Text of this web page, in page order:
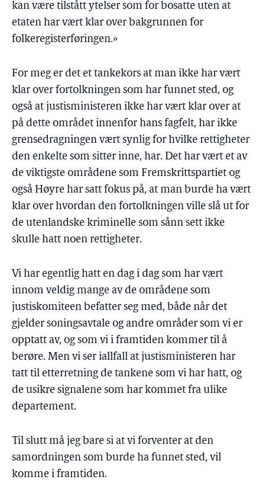
kan være tilstått ytelser som for bosatte uten at
etaten har vært klar over bakgrunnen for
folkeregisterføringen.»
For meg er det et tankekors at man ikke har vært
klar over fortolkningen som har funnet sted, og
også at justisministeren ikke har vært klar over at
på dette området innenfor hans fagfelt, har ikke
grensedragningen vært synlig for hvilke rettigheter
den enkelte som sitter inne, har. Det har vært et av
de viktigste områdene som Fremskrittspartiet og
også Høyre har satt fokus på, at man burde ha vært
klar over hvordan den fortolkningen ville slå ut for
de utenlandske kriminelle som sånn sett ikke
skulle hatt noen rettigheter.
Vi har egentlig hatt en dag i dag som har vært
innom veldig mange av de områdene som
justiskomiteen befatter seg med, både når det
gjelder soningsavtale og andre områder som vi er
opptatt av, og som vi i framtiden kommer til å
berøre. Men vi ser iallfall at justisministeren har
tatt til etterretning de tankene som vi har hatt, og
de usikre signalene som har kommet fra ulike
departement.
Til slutt må jeg bare si at vi forventer at den
samordningen som burde ha funnet sted, vil
komme i framtiden.